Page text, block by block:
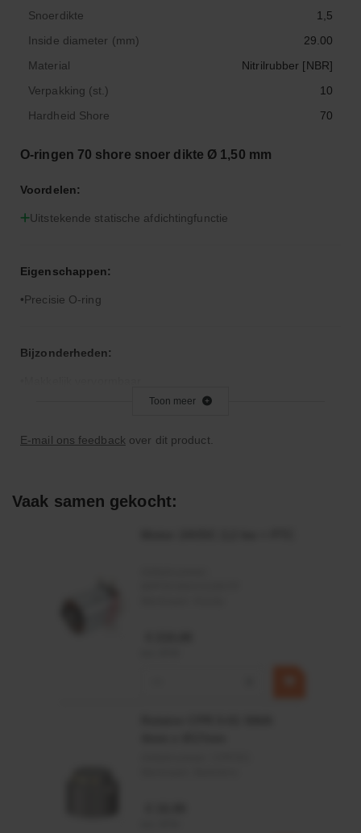
Snoerdikte
1,5
Inside diameter (mm)
29.00
Material
Nitrilrubber [NBR]
Verpakking (st.)
10
Hardheid Shore
70
O-ringen 70 shore snoer dikte Ø 1,50 mm
Voordelen:
Uitstekende statische afdichtingfunctie
Eigenschappen:
Precisie O-ring
Bijzonderheden:
Toepassingsgebied:
Toon meer
E-mail ons feedback over dit product.
Vaak samen gekocht: